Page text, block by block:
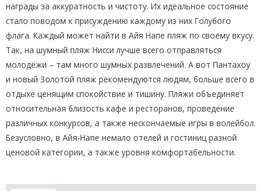
награды за аккуратность и чистоту. Их идеальное состояние
стало поводом к присуждению каждому из них Голубого
флага. Каждый может найти в Айя Напе пляж по своему вкусу.
Так, на шумный пляж Нисси лучше всего отправляться
молодёжи – там много шумных развлечений. А вот Пантахоу
и новый Золотой пляж рекомендуются людям, больше всего в
отдыхе ценящим спокойствие и тишину. Пляжи объединяет
относительная близость кафе и ресторанов, проведение
различных конкурсов, а также нескончаемые игры в волейбол.
Безусловно, в Айя-Напе немало отелей и гостиниц разной
ценовой категории, а также уровня комфортабельности.